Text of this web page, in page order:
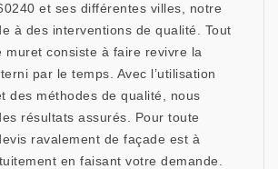
et ses différentes villes, notre
à des interventions de qualité. Tout
muret consiste à faire revivre la
par le temps. Avec l’utilisation
des méthodes de qualité, nous
résultats assurés. Pour toute
ravalement de façade est à
en faisant votre demande.